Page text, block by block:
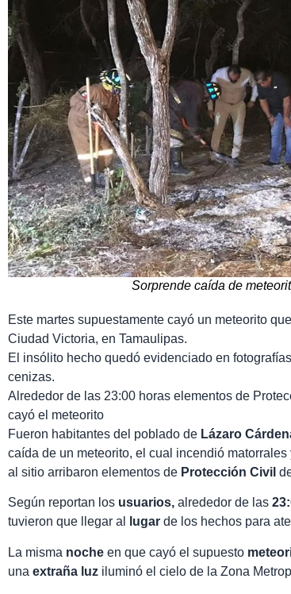
Sorprende caída de
Este martes supuestamente cayó un meteorito
Ciudad Victoria, en Tamaulipas.
El insólito hecho quedó evidenciado en
cenizas.
Alrededor de las 23:00 horas elementos de
cayó el meteorito
Fueron habitantes del poblado de Lázaro
caída de un meteorito, el cual incendió matorrales
al sitio arribaron elementos de Protección Civil
Según reportan los usuarios, alrededor de las
tuvieron que llegar al
lugar de los hechos para
La misma noche en que cayó el supuesto
una extraña luz iluminó el cielo de la Zona